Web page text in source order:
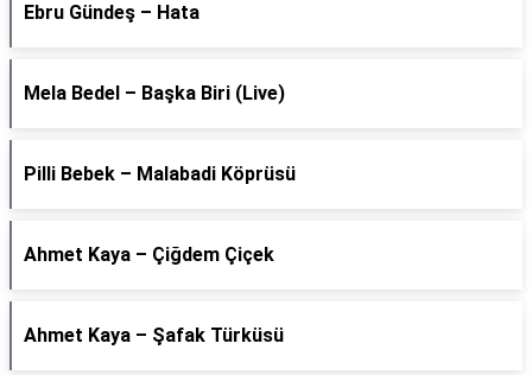
Ebru Gündeş – Hata
Mela Bedel – Başka Biri (Live)
Pilli Bebek – Malabadi Köprüsü
Ahmet Kaya – Çiğdem Çiçek
Ahmet Kaya – Şafak Türküsü